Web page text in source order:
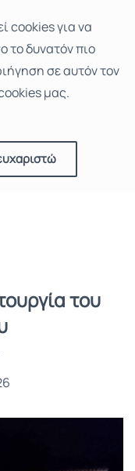
cookies για να
το δυνατόν πιο
σε αυτόν τον
μας.
του